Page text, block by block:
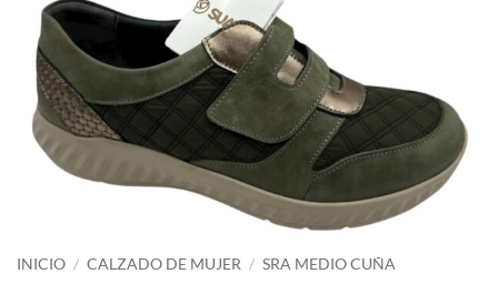
INICIO / CALZADO DE MUJER / SRA MEDIO CUÑA